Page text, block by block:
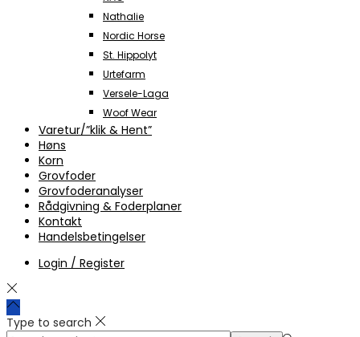
Nathalie
Nordic Horse
St. Hippolyt
Urtefarm
Versele-Laga
Woof Wear
Varetur/”klik & Hent”
Høns
Korn
Grovfoder
Grovfoderanalyser
Rådgivning & Foderplaner
Kontakt
Handelsbetingelser
Login / Register
Type to search